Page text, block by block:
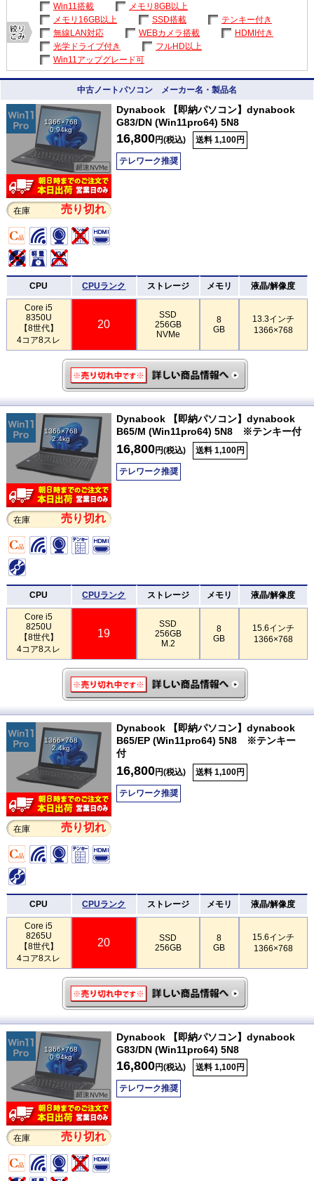
Win11搭載
メモリ8GB以上
メモリ16GB以上
SSD搭載
テンキー付き
無線LAN対応
WEBカメラ搭載
HDMI付き
光学ドライブ付き
フルHD以上
Win11アップグレード可
中古ノートパソコン メーカー名・製品名
1366×768
0.94kg
在庫 売り切れ
Dynabook 【即納パソコン】dynabook
G83/DN (Win11pro64) 5N8
16,800円(税込) 送料 1,100円
テレワーク推奨
CPU CPUランク ストレージ メモリ 液晶/解像度
Core i5
8350U
【8世代】
4コア8スレ
20
SSD
256GB
NVMe
8
GB
13.3インチ
1366×768
1366×768
2.4kg
在庫 売り切れ
Dynabook 【即納パソコン】dynabook
B65/M (Win11pro64) 5N8 ※テンキー付
16,800円(税込) 送料 1,100円
テレワーク推奨
CPU CPUランク ストレージ メモリ 液晶/解像度
Core i5
8250U
【8世代】
4コア8スレ
19
SSD
256GB
M.2
8
GB
15.6インチ
1366×768
1366×768
2.4kg
在庫 売り切れ
Dynabook 【即納パソコン】dynabook
B65/EP (Win11pro64) 5N8 ※テンキー
付
16,800円(税込) 送料 1,100円
テレワーク推奨
CPU CPUランク ストレージ メモリ 液晶/解像度
Core i5
8265U
【8世代】
4コア8スレ
20
SSD
256GB
8
GB
15.6インチ
1366×768
1366×768
0.94kg
在庫 売り切れ
Dynabook 【即納パソコン】dynabook
G83/DN (Win11pro64) 5N8
16,800円(税込) 送料 1,100円
テレワーク推奨